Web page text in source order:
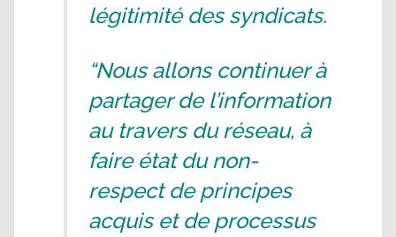
légitimité des syndicats.
“Nous allons continuer à
partager de l’information
au travers du réseau, à
faire état du non-
respect de principes
acquis et de processus